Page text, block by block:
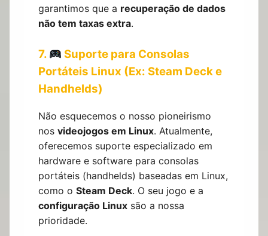
garantimos que a recuperação de dados
não tem taxas extra.
7.
Suporte para Consolas
Portáteis Linux (Ex: Steam Deck e
Handhelds)
Não esquecemos o nosso pioneirismo
nos videojogos em Linux. Atualmente,
oferecemos suporte especializado em
hardware e software para consolas
portáteis (handhelds) baseadas em Linux,
como o Steam Deck. O seu jogo e a
configuração Linux são a nossa
prioridade.